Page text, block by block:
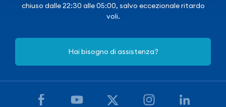
chiuso dalle 22:30 alle 05:00, salvo eccezionale ritardo
voli.
Hai bisogno di assistenza?